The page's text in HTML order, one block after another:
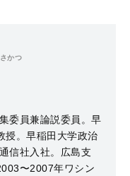
かつ
委員兼論説委員。早
授。早稲田大学政治
信社入社。広島支
〜2007年ワシン